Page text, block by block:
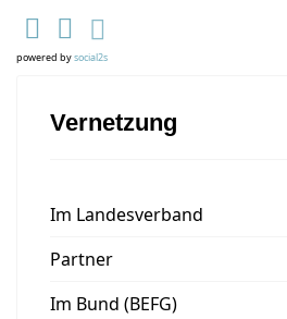
powered bysocial2s
Vernetzung
Im Landesverband
Partner
Im Bund (BEFG)